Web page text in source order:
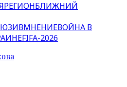
РЕГИОНБЛИЖНИЙ
МНЕНИЕВОЙНА В
FIFA-2026